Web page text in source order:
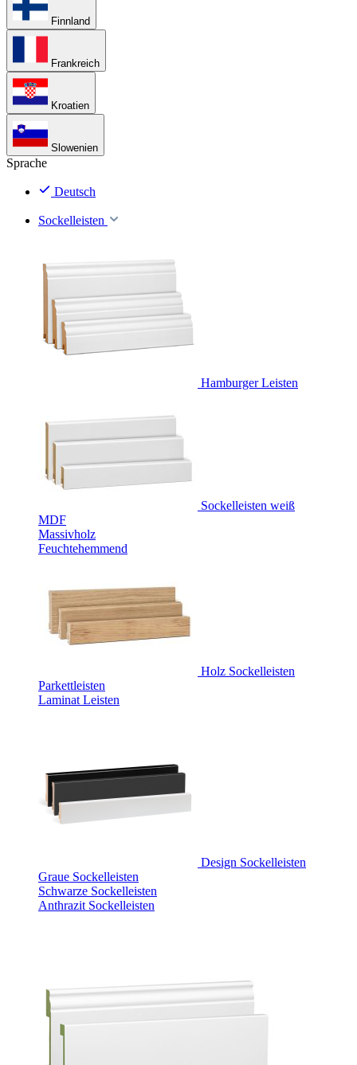
Finnland
Frankreich
Kroatien
Slowenien
Sprache
Deutsch
Sockelleisten
Hamburger Leisten
Sockelleisten weiß
MDF
Massivholz
Feuchtehemmend
Holz Sockelleisten
Parkettleisten
Laminat Leisten
Design Sockelleisten
Graue Sockelleisten
Schwarze Sockelleisten
Anthrazit Sockelleisten